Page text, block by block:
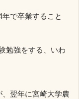
で卒業すること
勉強をする、いわ
翌年に宮崎大学農